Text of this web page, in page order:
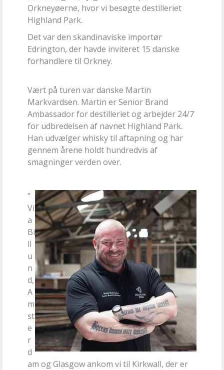
Orkneyøerne, hvor vi besøgte destilleriet
Highland Park.
Det var den skandinaviske importør
Edrington, der havde inviteret 15 danske
forhandlere til Orkney.
Vært på turen var danske Martin
Markvardsen. Martin er Senior Brand
Ambassador for destilleriet og arbejder 24/7
for udbredelsen af navnet Highland Park.
Han udvælger whisky til aftapning og har
gennem årene holdt hundredvis af
smagninger verden over.
”
Vi
a
Bi
ll
u
n
d,
A
m
st
e
r
d
am og Glasgow ankom vi til Kirkwall, der er